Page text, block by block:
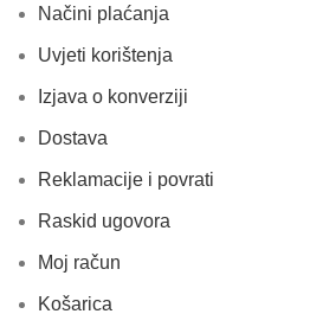
Načini plaćanja
Uvjeti korištenja
Izjava o konverziji
Dostava
Reklamacije i povrati
Raskid ugovora
Moj račun
Košarica